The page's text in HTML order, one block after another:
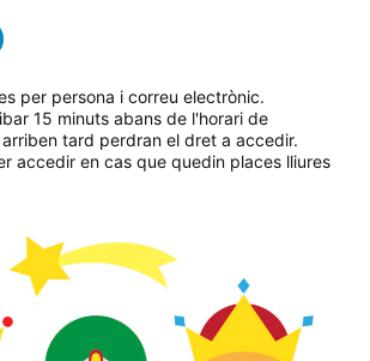
per persona i correu electrònic.
15 minuts abans de l'horari de
tard perdran el dret a accedir.
accedir en cas que quedin places lliures